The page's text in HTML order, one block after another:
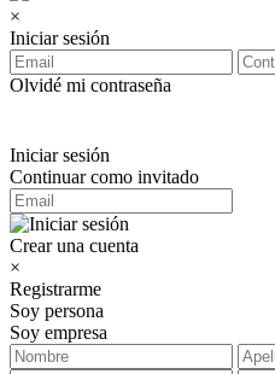
×
Iniciar sesión
Olvidé mi contraseña
Iniciar sesión
Continuar como invitado
Crear una cuenta
×
Registrarme
Soy persona
Soy empresa